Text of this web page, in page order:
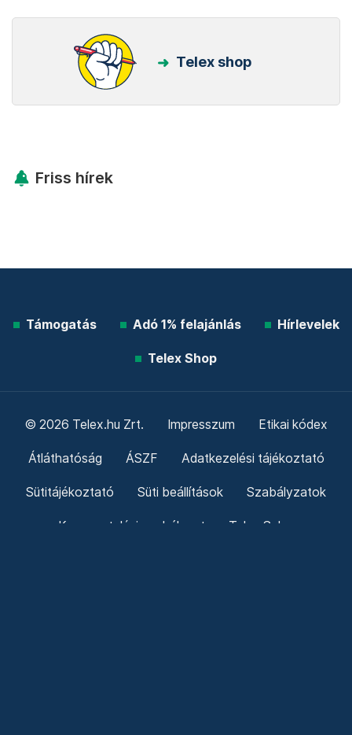
Telex shop
Friss hírek
Támogatás Adó 1% felajánlás Hírlevelek
Telex Shop
© 2026 Telex.hu Zrt. Impresszum Etikai kódex
Átláthatóság ÁSZF Adatkezelési tájékoztató
Sütitájékoztató Süti beállítások Szabályzatok
Kommentelési szabályzat Telex Sales